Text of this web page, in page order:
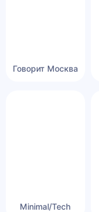
Говорит Москва
Minimal/Tech